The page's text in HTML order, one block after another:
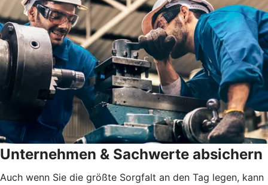
Unternehmen & Sachwerte absichern
Auch wenn Sie die größte Sorgfalt an den Tag legen, kann